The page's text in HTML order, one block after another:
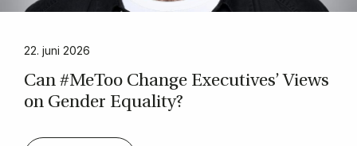
22. juni 2026
Can #Me­Too Chan­ge Execu­ti­ves’ Views
on Gen­der Equa­li­ty?